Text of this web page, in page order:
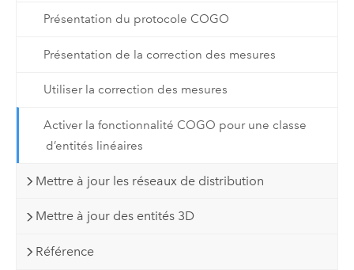
Présentation du protocole COGO
Présentation de la correction des mesures
Utiliser la correction des mesures
Activer la fonctionnalité COGO pour une classe
d’entités linéaires
Mettre à jour les réseaux de distribution
Mettre à jour des entités 3D
Référence